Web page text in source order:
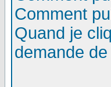
Comment
Quand je
demande